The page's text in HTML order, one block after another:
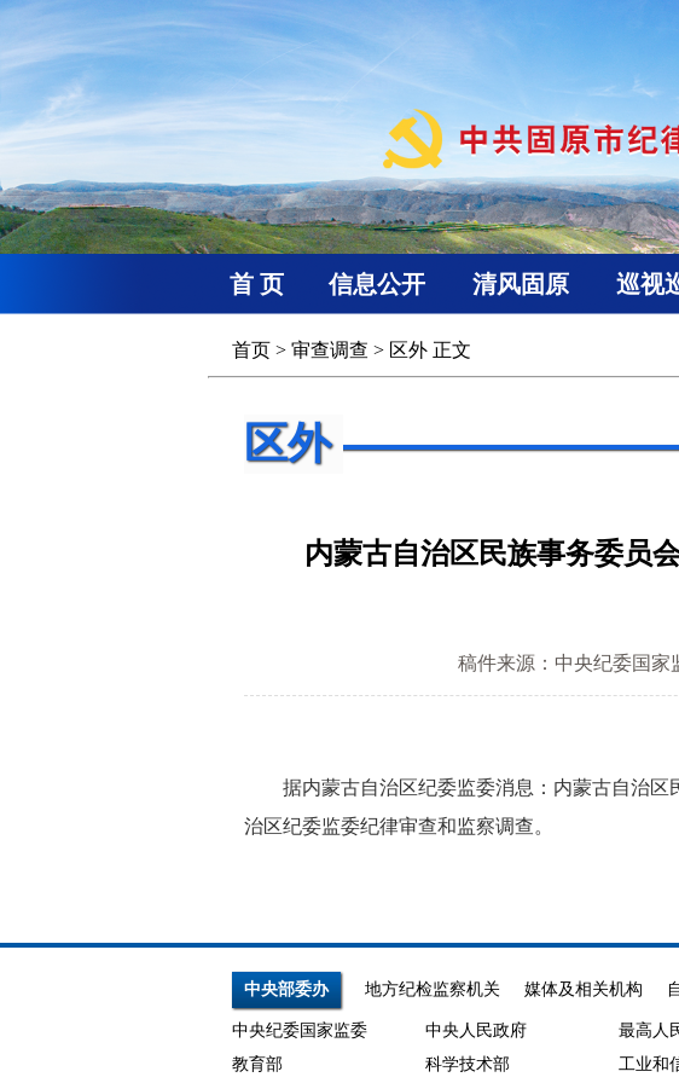
首 页 信息公开 清风固原 巡视
首页 > 审查调查 > 区外 正文
区外
内蒙古自治区民族事务委员
稿件来源：中央纪委国家
据内蒙古自治区纪委监委消息：内蒙古自治区
治区纪委监委纪律审查和监察调查。
中央部委办 地方纪检监察机关 媒体及相关机构
中央纪委国家监委 中央人民政府 最高人
教育部
科学技术部 工业和